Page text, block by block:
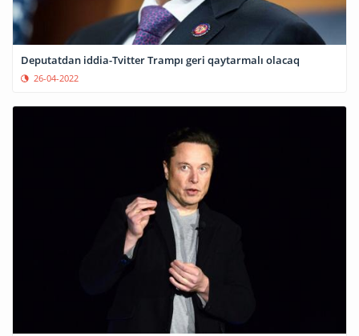
Deputatdan iddia-Tvitter Trampı geri qaytarmalı olacaq
26-04-2022